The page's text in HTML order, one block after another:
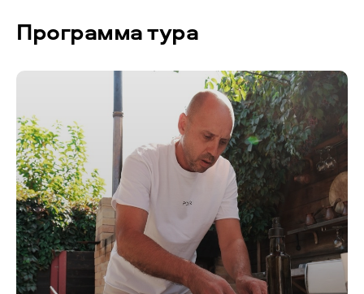
Программа тура